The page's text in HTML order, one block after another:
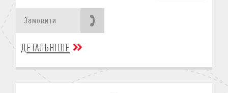
Замовити
ДЕТАЛЬНІШЕ